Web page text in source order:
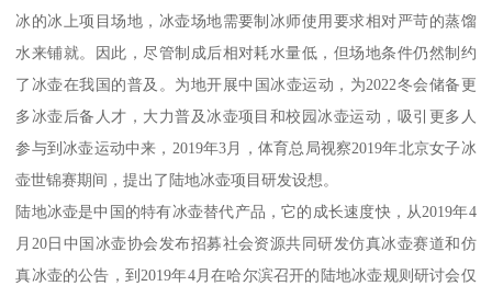
冰的冰上项目场地，冰壶场地需要制冰师使用要求相对严苛的蒸馏
水来铺就。因此，尽管制成后相对耗水量低，但场地条件仍然制约
了冰壶在我国的普及。为地开展中国冰壶运动，为2022冬会储备更
多冰壶后备人才，大力普及冰壶项目和校园冰壶运动，吸引更多人
参与到冰壶运动中来，2019年3月，体育总局视察2019年北京女子冰
壶世锦赛期间，提出了陆地冰壶项目研发设想。
陆地冰壶是中国的特有冰壶替代产品，它的成长速度快，从2019年4
月20日中国冰壶协会发布招募社会资源共同研发仿真冰壶赛道和仿
真冰壶的公告，到2019年4月在哈尔滨召开的陆地冰壶规则研讨会仅